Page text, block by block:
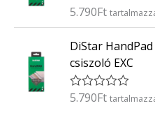
s
:
/
5
É
é
e
l
é
s
5.790Ft
DiStar
csiszoló EXC
É
5.790Ft